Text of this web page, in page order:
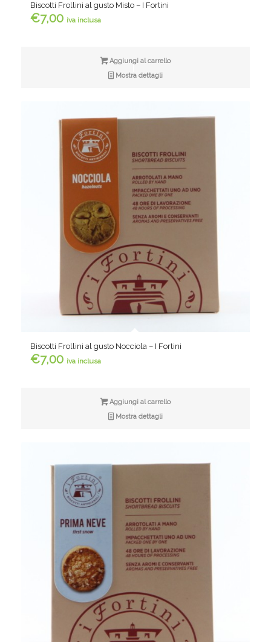
Biscotti Frollini al gusto Misto – I Fortini
€7,00 iva inclusa
Aggiungi al carrello
Mostra dettagli
Biscotti Frollini al gusto Nocciola – I Fortini
€7,00 iva inclusa
Aggiungi al carrello
Mostra dettagli